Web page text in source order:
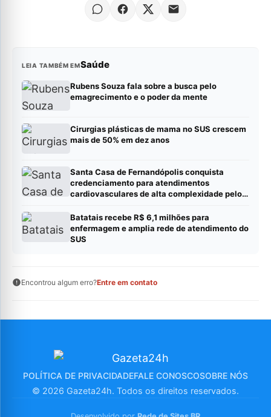
LEIA TAMBÉM EMSaúde
Rubens Souza fala sobre a busca pelo
emagrecimento e o poder da mente
Cirurgias plásticas de mama no SUS crescem
mais de 50% em dez anos
Santa Casa de Fernandópolis conquista
credenciamento para atendimentos
cardiovasculares de alta complexidade pelo
Batatais recebe R$ 6,1 milhões para
enfermagem e amplia rede de atendimento do
SUS
Encontrou algum erro?Entre em contato
POLÍTICA DE PRIVACIDADEFALE CONOSCOSOBRE NÓS
© 2026 Gazeta24h. Todos os direitos reservados.